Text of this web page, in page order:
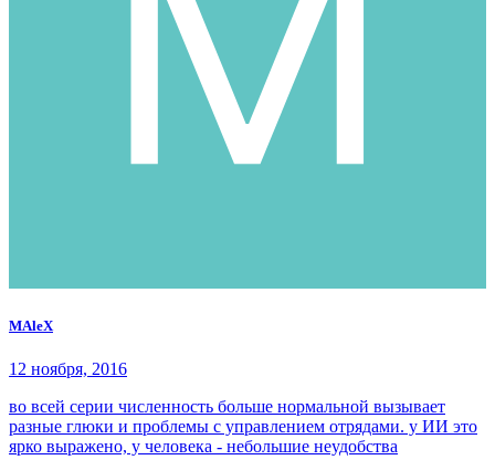
MAleX
12 ноября, 2016
во всей серии численность больше нормальной вызывает
разные глюки и проблемы с управлением отрядами. у ИИ это
ярко выражено, у человека - небольшие неудобства